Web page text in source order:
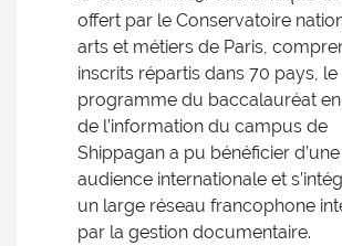
offert par le Conservatoire
arts et métiers de Paris,
inscrits répartis dans 70 pays, le
programme du baccalauréat
de l’information du campus de
Shippagan a pu bénéficier d’une
audience internationale et
un large réseau francophone
par la gestion documentaire.